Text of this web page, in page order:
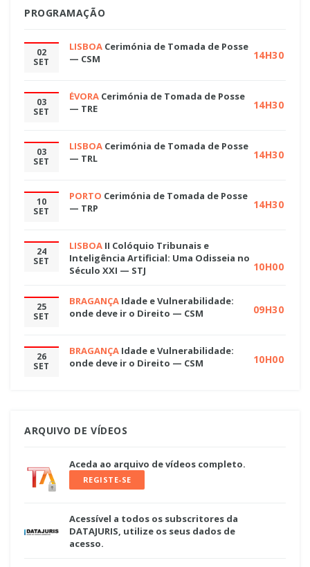
PROGRAMAÇÃO
02
SET
LISBOA Cerimónia de Tomada de Posse
— CSM
14H30
03
SET
ÉVORA Cerimónia de Tomada de Posse
— TRE
14H30
03
SET
LISBOA Cerimónia de Tomada de Posse
— TRL
14H30
10
SET
PORTO Cerimónia de Tomada de Posse
— TRP
14H30
24
SET
LISBOA II Colóquio Tribunais e
Inteligência Artificial: Uma Odisseia no
Século XXI — STJ
10H00
25
SET
BRAGANÇA Idade e Vulnerabilidade:
onde deve ir o Direito — CSM
09H30
26
SET
BRAGANÇA Idade e Vulnerabilidade:
onde deve ir o Direito — CSM
10H00
ARQUIVO DE VÍDEOS
Aceda ao arquivo de vídeos completo.
REGISTE-SE
Acessível a todos os subscritores da
DATAJURIS, utilize os seus dados de
acesso.